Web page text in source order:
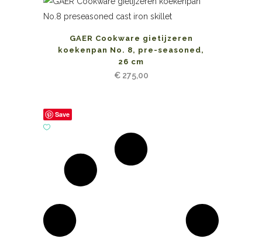
GAER Cookware gietijzeren
koekenpan No. 8, pre-seasoned,
26 cm
€275,00
Save